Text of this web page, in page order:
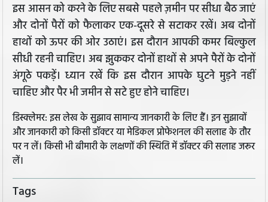
इस आसन को करने के लिए सबसे पहले ज़मीन पर सीधा बैठ जाएं
और दोनों पैरों को फैलाकर एक-दूसरे से सटाकर रखें। अब दोनों
हाथों को ऊपर की ओर उठाएं। इस दौरान आपकी कमर बिल्कुल
सीधी रहनी चाहिए। अब झुककर दोनों हाथों से अपने पैरों के दोनों
अंगूठे पकड़ें। ध्यान रखें कि इस दौरान आपके घुटने मुड़ने नहीं
चाहिए और पैर भी जमीन से सटे हुए होने चाहिए।
डिस्क्लेमर: इस लेख के सुझाव सामान्य जानकारी के लिए हैं। इन सुझावों
और जानकारी को किसी डॉक्टर या मेडिकल प्रोफेशनल की सलाह के तौर
पर न लें। किसी भी बीमारी के लक्षणों की स्थिति में डॉक्टर की सलाह जरूर
लें।
Tags